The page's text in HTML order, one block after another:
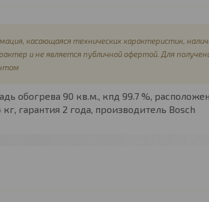
касающаяся технических характеристик,
и не является публичной офертой. Для
обогрева 90 кв.м., кпд 99.7 %,
кг, гарантия 2 года, производитель Bosch